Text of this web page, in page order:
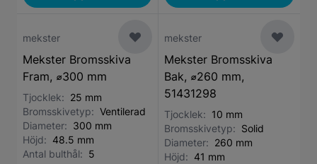
mekster
Mekster Bromsskiva
Fram, ⌀300 mm
Tjocklek: 25 mm
Bromsskivetyp: Ventilerad
Diameter: 300 mm
Höjd: 48.5 mm
Antal bulthål: 5
mekster
Mekster Bromsskiva
Bak, ⌀260 mm,
51431298
Tjocklek: 10 mm
Bromsskivetyp: Solid
Diameter: 260 mm
Höjd: 41 mm